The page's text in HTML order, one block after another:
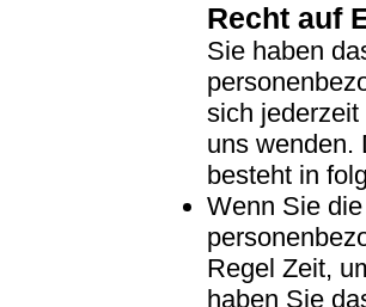
Recht auf
Sie haben
sich
uns wenden.
besteht in
Wenn Sie
Regel Zeit,
haben Sie